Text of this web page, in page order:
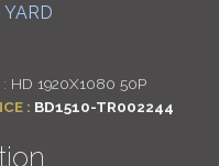
YARD
HD 1920X1080 50P
: BD1510-TR002244